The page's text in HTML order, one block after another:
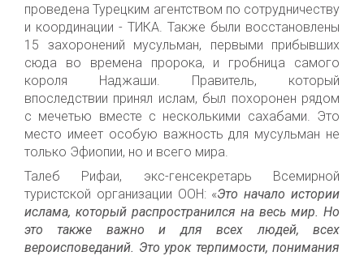
проведенаТурецким агентством по сотрудничеству
и координации - ТИКА. Также были восстановлены
15 захоронений мусульман, первыми прибывших
сюда во времена пророка, и гробница самого
короля Наджаши. Правитель, который
впоследствии принял ислам, был похоронен рядом
с мечетью вместе с несколькими сахабами. Это
место имеет особую важность для мусульман не
только Эфиопии, но и всего мира.
Талеб Рифаи, экс-генсекретарь Всемирной
туристской организации ООН: «Это начало истории
ислама, который распространился на весь мир. Но
это также важно и для всех людей, всех
вероисповеданий. Это урок терпимости, понимания